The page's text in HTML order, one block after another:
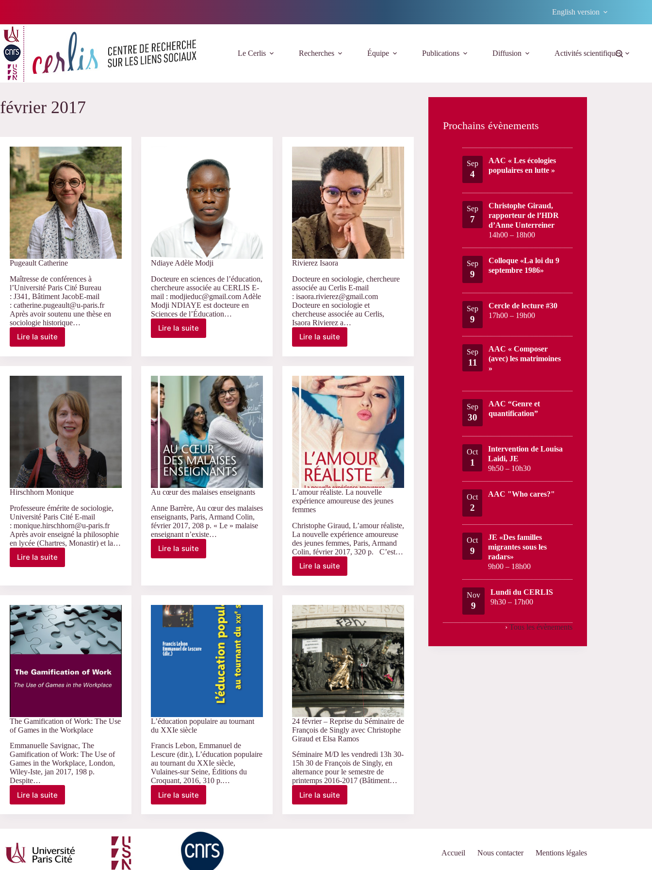
English version
Le Cerlis Recherches Équipe Publications Diffusion Activités scientifiques
février 2017
Pugeault Catherine
Maîtresse de conférences à
l’Université Paris Cité Bureau
: J341, Bâtiment JacobE-mail
: catherine.pugeault@u-paris.fr
Après avoir soutenu une thèse en
sociologie historique…
Lire la suite
Pugeault
Ndiaye Adèle Modji
Docteure en sciences de l’éducation,
chercheure associée au CERLIS E-
mail : modjieduc@gmail.com Adèle
Modji NDIAYE est docteure en
Sciences de l’Éducation…
Lire la suite
Ndiaye
Rivierez Isaora
Docteure en sociologie, chercheure
associée au Cerlis E-mail
: isaora.rivierez@gmail.com
Docteure en sociologie et
chercheuse associée au Cerlis,
Isaora Rivierez a…
Lire la suite
Rivierez
Hirschhorn Monique
Professeure émérite de sociologie,
Université Paris Cité E-mail
: monique.hirschhorn@u-paris.fr
Après avoir enseigné la philosophie
en lycée (Chartres, Monastir) et la…
Lire la suite
Hirschhorn
Monique
Au cœur des malaises enseignants
Anne Barrère, Au cœur des malaises
enseignants, Paris, Armand Colin,
février 2017, 208 p. « Le » malaise
enseignant n’existe…
Lire la suite
Au
cœur
L’amour réaliste. La nouvelle
expérience amoureuse des jeunes
femmes
Christophe Giraud, L’amour réaliste,
La nouvelle expérience amoureuse
des jeunes femmes, Paris, Armand
Colin, février 2017, 320 p. C’est…
Lire la suite
L’amour
réaliste.
expérience
amoureuse
des
jeunes
femmes
The Gamification of Work: The Use
of Games in the Workplace
Emmanuelle Savignac, The
Gamification of Work: The Use of
Games in the Workplace, London,
Wiley-Iste, jan 2017, 198 p.
Despite…
Lire la suite
The
Use
of
Games
L’éducation populaire au tournant
du XXIe siècle
Francis Lebon, Emmanuel de
Lescure (dir.), L’éducation populaire
au tournant du XXIe siècle,
Vulaines-sur Seine, Éditions du
Croquant, 2016, 310 p.…
Lire la suite
L’éducation
du
XXIe
siècle
24 février – Reprise du Séminaire de
François de Singly avec Christophe
Giraud et Elsa Ramos
Séminaire M/D les vendredi 13h 30-
15h 30 de François de Singly, en
alternance pour le semestre de
printemps 2016-2017 (Bâtiment…
Lire la suite
24
Prochains évènements
Sep
4
AAC « Les écologies
populaires en lutte »
Sep
7
Christophe Giraud,
rapporteur de l’HDR
d’Anne Unterreiner
14h00 – 18h00
Sep
9
Colloque «La loi du 9
septembre 1986»
Sep
9
Cercle de lecture #30
17h00 – 19h00
Sep
11
AAC « Composer
(avec) les matrimoines
»
Sep
30
AAC “Genre et
quantification”
Oct
1
Intervention de Louisa
Laidi, JE
9h50 – 10h30
Oct
2
AAC "Who cares?"
Oct
9
JE «Des familles
migrantes sous les
radars»
9h00 – 18h00
Nov
9
Lundi du CERLIS
9h30 – 17h00
› Tous les évènements
Accueil Nous contacter Mentions légales